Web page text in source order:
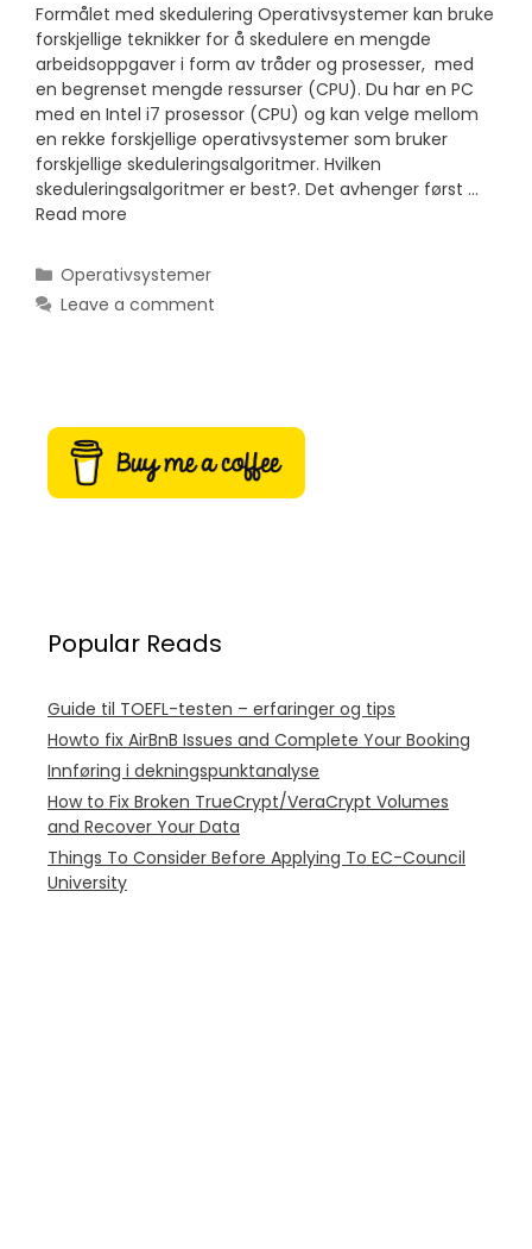
Formålet med skedulering Operativsystemer kan bruke
forskjellige teknikker for å skedulere en mengde
arbeidsoppgaver i form av tråder og prosesser, med
en begrenset mengde ressurser (CPU). Du har en PC
med en Intel i7 prosessor (CPU) og kan velge mellom
en rekke forskjellige operativsystemer som bruker
forskjellige skeduleringsalgoritmer. Hvilken
skeduleringsalgoritmer er best?. Det avhenger først …
Read more
Categories
Operativsystemer
Leave a comment
Popular Reads
Guide til TOEFL-testen – erfaringer og tips
Howto fix AirBnB Issues and Complete Your Booking
Innføring i dekningspunktanalyse
How to Fix Broken TrueCrypt/VeraCrypt Volumes
and Recover Your Data
Things To Consider Before Applying To EC-Council
University